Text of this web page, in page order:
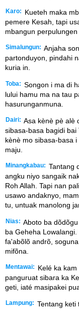
Karo:
Kueteh maka
pemere Kesah, tapi
mbangun
Simalungun: Anjaha
partonduyon, pindahi
kuria in.
Toba: Songon i ma di
lului hamu ma na tau
hasurunganmuna.
Dairi: Asa kènè pè alè
sibasa-basa bagidi bai
kènè mo sibasa-basa
maju.
Minangkabau: Tantang
angku niyo sangaik
Roh Allah. Tapi nan
usawo andaknyo,
tu, untuak manolong
Nias: Aboto ba
ba Geheha
fa'abõlõ andrõ,
mifõna.
Mentawai:
Kelé ka
panguruat sibara ka
geti, iaté masipakei
Lampung: Tentang keti